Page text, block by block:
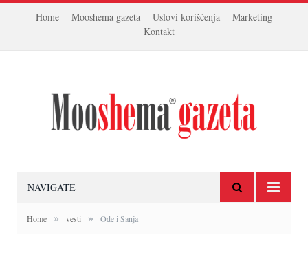
Home Mooshema gazeta Uslovi korišćenja
Marketing
Kontakt
NAVIGATE
Home » vesti » Ode i Sanja